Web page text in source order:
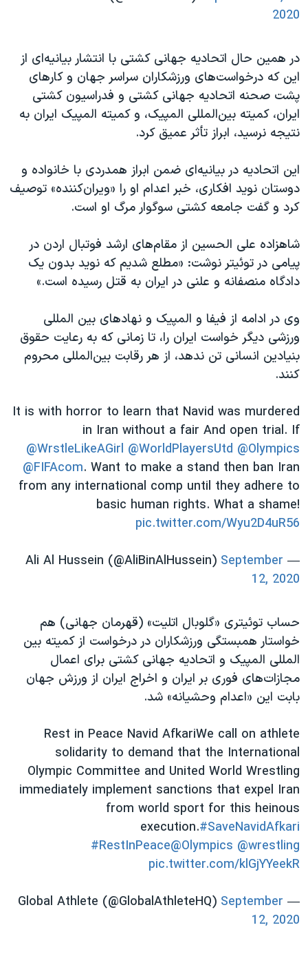
2020
در همین حال اتحادیه جهانی کشتی با انتشار بیانیه‌ای از
این که درخواست‌های ورزشکاران سراسر جهان و کارهای
پشت صحنه اتحادیه جهانی کشتی و فدراسیون کشتی
ایران، کمیته بین‌المللی المپیک، و کمیته المپیک ایران به
نتیجه نرسید، ابراز تأثر عمیق کرد.
این اتحادیه در بیانیه‌ای ضمن ابراز همدردی با خانواده و
دوستان نوید افکاری، خبر اعدام او را «ویران‌کننده» توصیف
کرد و گفت جامعه کشتی سوگوار مرگ او است.
شاهزاده علی الحسین از مقام‌های ارشد فوتبال اردن در
پیامی در توئیتر نوشت: «مطلع شدیم که نوید بدون یک
دادگاه منصفانه و علنی در ایران به قتل رسیده است.»
وی در ادامه از فیفا و المپیک و نهادهای بین المللی
ورزشی دیگر خواست ایران را، تا زمانی که به رعایت حقوق
بنیادین انسانی تن ندهد، از هر رقابت بین‌المللی محروم
کنند.
It is with horror to learn that Navid was murdered
in Iran without a fair And open trial. If
@WrstleLikeAGirl @WorldPlayersUtd @Olympics
@FIFAcom. Want to make a stand then ban Iran
from any international comp until they adhere to
basic human rights. What a shame!
pic.twitter.com/Wyu2D4uR56
— Ali Al Hussein (@AliBinAlHussein)
September
12, 2020
حساب توئیتری «گلوبال اتلیت» (قهرمان جهانی) هم
خواستار همبستگی ورزشکاران در درخواست از کمیته بین
المللی المپیک و اتحادیه جهانی کشتی برای اعمال
مجازات‌های فوری بر ایران و اخراج ایران از ورزش جهان
بابت این «اعدام وحشیانه» شد.
Rest in Peace Navid AfkariWe call on athlete
solidarity to demand that the International
Olympic Committee and United World Wrestling
immediately implement sanctions that expel Iran
from world sport for this heinous
execution.#SaveNavidAfkari
#RestInPeace@Olympics @wrestling
pic.twitter.com/klGjYYeekR
— Global Athlete (@GlobalAthleteHQ)
September
12, 2020